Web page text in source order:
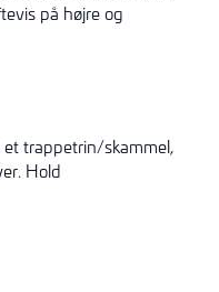
på højre og
trappetrin/skammel,
Hold